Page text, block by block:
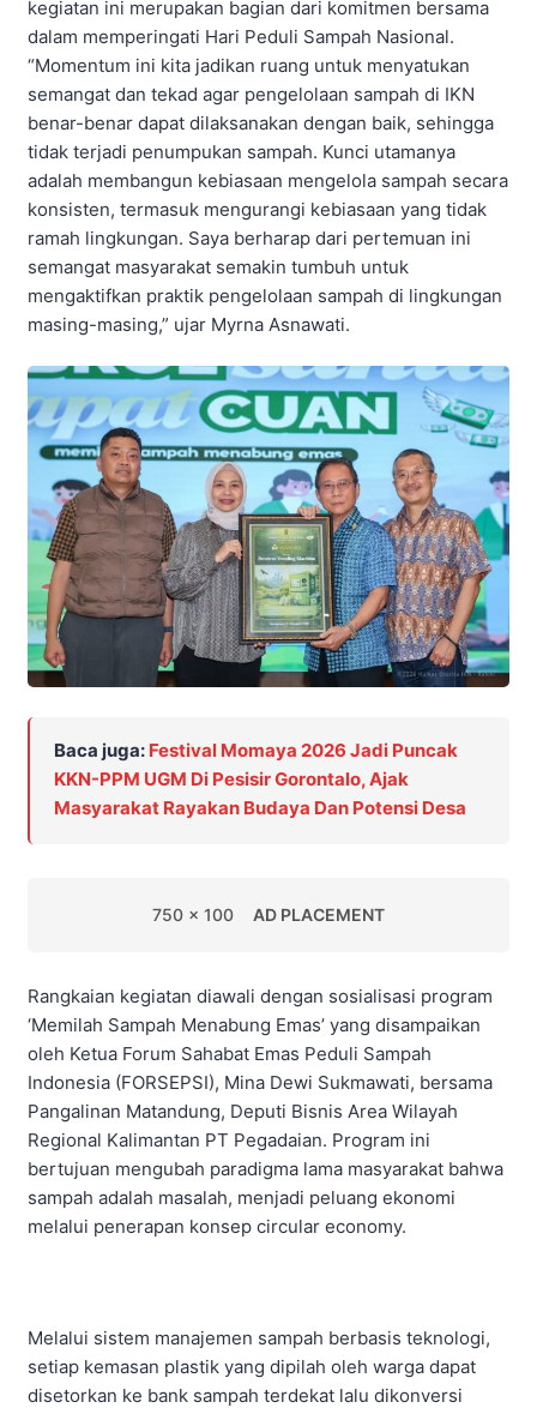
kegiatan ini merupakan bagian dari komitmen bersama
dalam memperingati Hari Peduli Sampah Nasional.
“Momentum ini kita jadikan ruang untuk menyatukan
semangat dan tekad agar pengelolaan sampah di IKN
benar-benar dapat dilaksanakan dengan baik, sehingga
tidak terjadi penumpukan sampah. Kunci utamanya
adalah membangun kebiasaan mengelola sampah secara
konsisten, termasuk mengurangi kebiasaan yang tidak
ramah lingkungan. Saya berharap dari pertemuan ini
semangat masyarakat semakin tumbuh untuk
mengaktifkan praktik pengelolaan sampah di lingkungan
masing-masing,” ujar Myrna Asnawati.
Baca juga: Festival Momaya 2026 Jadi Puncak
KKN-PPM UGM Di Pesisir Gorontalo, Ajak
Masyarakat Rayakan Budaya Dan Potensi Desa
750 x 100 AD PLACEMENT
Rangkaian kegiatan diawali dengan sosialisasi program
‘Memilah Sampah Menabung Emas’ yang disampaikan
oleh Ketua Forum Sahabat Emas Peduli Sampah
Indonesia (FORSEPSI), Mina Dewi Sukmawati, bersama
Pangalinan Matandung, Deputi Bisnis Area Wilayah
Regional Kalimantan PT Pegadaian. Program ini
bertujuan mengubah paradigma lama masyarakat bahwa
sampah adalah masalah, menjadi peluang ekonomi
melalui penerapan konsep circular economy.
Melalui sistem manajemen sampah berbasis teknologi,
setiap kemasan plastik yang dipilah oleh warga dapat
disetorkan ke bank sampah terdekat lalu dikonversi